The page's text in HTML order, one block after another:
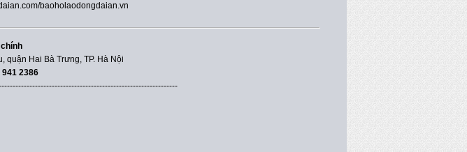
baoholaodongdaian.vn
quận Hai Bà Trưng, TP. Hà Nội
941 2386